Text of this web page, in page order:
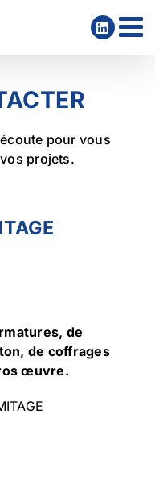
pour vous
projets.
de
de coffrages
œuvre.